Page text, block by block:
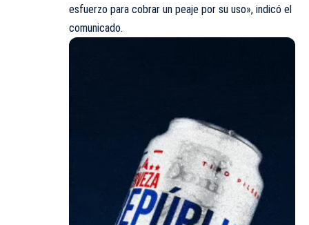
esfuerzo para cobrar un peaje por su uso», indicó el
comunicado.